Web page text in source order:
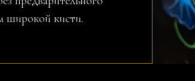
широкой кисти.